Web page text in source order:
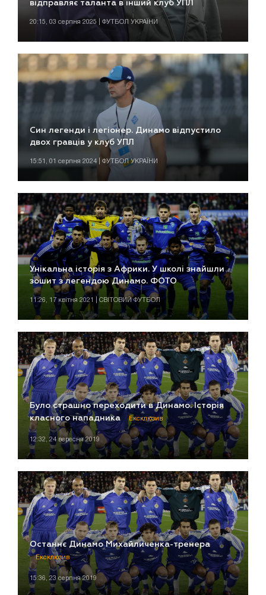
відправляє таланта в інший клуб УПЛ
20:15, 03 серпня 2025 | ФУТБОЛ УКРАЇНИ
Син легенди і легіонер. Динамо відпустило
двох гравців у клуб УПЛ
15:51, 01 серпня 2024 | ФУТБОЛ УКРАЇНИ
Унікальна історія з Африки. У школі знайшли
зошит з легендою Динамо. ФОТО
11:26, 17 квітня 2021 | СВІТОВИЙ ФУТБОЛ
Було страшно переходити в Динамо. Історія
класного нападника
Ексклюзив
12:32, 24 вересня 2019
Останнє Динамо Михайличенка-тренера
Ексклюзив
15:36, 23 серпня 2019